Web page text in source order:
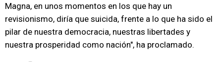
Magna, en unos momentos en los que hay un
revisionismo, diría que suicida, frente a lo que ha sido el
pilar de nuestra democracia, nuestras libertades y
nuestra prosperidad como nación", ha proclamado.